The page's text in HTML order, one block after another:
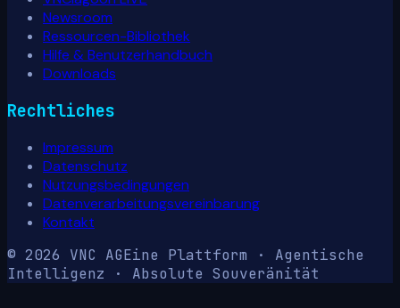
Newsroom
Ressourcen-Bibliothek
Hilfe & Benutzerhandbuch
Downloads
Rechtliches
Impressum
Datenschutz
Nutzungsbedingungen
Datenverarbeitungsvereinbarung
Kontakt
© 2026 VNC AGEine Plattform · Agentische
Intelligenz · Absolute Souveränität